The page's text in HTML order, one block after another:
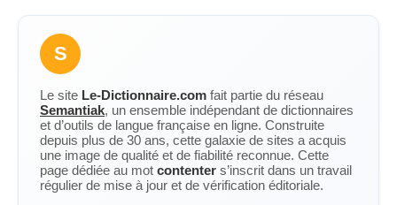
S
Le site Le-Dictionnaire.com fait partie du réseau
Semantiak, un ensemble indépendant de dictionnaires
et d’outils de langue française en ligne. Construite
depuis plus de 30 ans, cette galaxie de sites a acquis
une image de qualité et de fiabilité reconnue. Cette
page dédiée au mot contenter s’inscrit dans un travail
régulier de mise à jour et de vérification éditoriale.